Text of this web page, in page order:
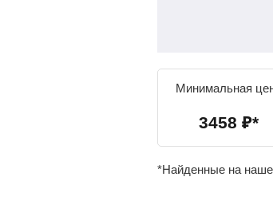
Минимальная
3458 ₽*
*Найденные на